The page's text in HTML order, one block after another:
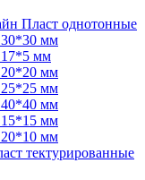
Пласт однотонные
30*30 мм
17*5 мм
20*20 мм
25*25 мм
40*40 мм
15*15 мм
20*10 мм
тектурированные